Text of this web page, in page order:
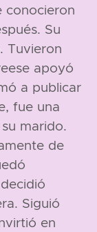
conocieron
Su
Tuvieron
apoyó
a publicar
fue una
marido.
de
Siguió
en